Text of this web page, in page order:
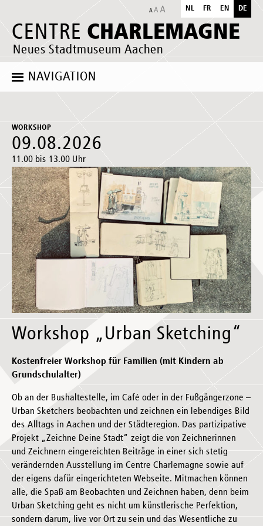
CENTRE CHARLEMAGNE
Neues Stadtmuseum Aachen
NL FR EN DE
NAVIGATION
WORKSHOP
09.08.2026
11.00 bis 13.00 Uhr
Workshop „Urban Sketching“
Kostenfreier Workshop für Familien (mit Kindern ab
Grundschulalter)
Ob an der Bushaltestelle, im Café oder in der Fußgängerzone –
Urban Sketchers beobachten und zeichnen ein lebendiges Bild
des Alltags in Aachen und der Städteregion. Das partizipative
Projekt „Zeichne Deine Stadt“ zeigt die von Zeichnerinnen
und Zeichnern eingereichten Beiträge in einer sich stetig
verändernden Ausstellung im Centre Charlemagne sowie auf
der eigens dafür eingerichteten Webseite. Mitmachen können
alle, die Spaß am Beobachten und Zeichnen haben, denn beim
Urban Sketching geht es nicht um künstlerische Perfektion,
sondern darum, live vor Ort zu sein und das Wesentliche zu